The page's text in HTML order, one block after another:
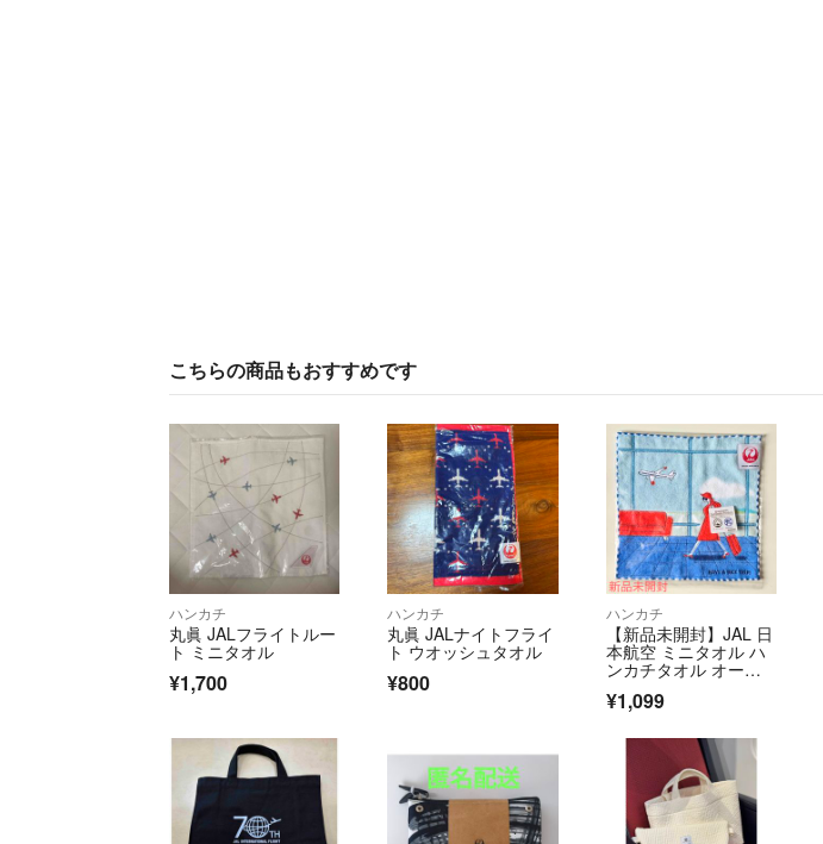
こちらの商品もおすすめです
ハンカチ
丸眞 JALフライトルー
ト ミニタオル
¥1,700
ハンカチ
丸眞 JALナイトフライ
ト ウオッシュタオル
¥800
ハンカチ
【新品未開封】JAL 日
本航空 ミニタオル ハ
ンカチタオル オーガ
ベルエアポート 汗拭
¥1,099